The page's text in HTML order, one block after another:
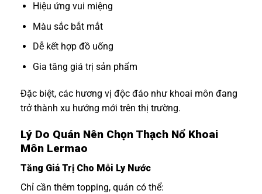
Hiệu ứng vui miệng
Màu sắc bắt mắt
Dễ kết hợp đồ uống
Gia tăng giá trị sản phẩm
Đặc biệt, các hương vị độc đáo như khoai môn đang
trở thành xu hướng mới trên thị trường.
Lý Do Quán Nên Chọn Thạch Nổ Khoai
Môn Lermao
Tăng Giá Trị Cho Mỗi Ly Nước
Chỉ cần thêm topping, quán có thể: